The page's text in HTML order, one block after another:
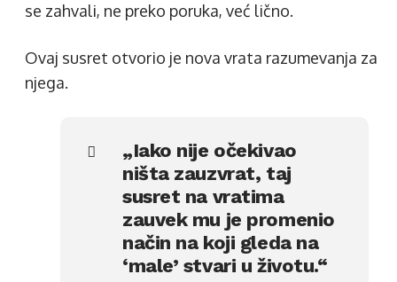
se zahvali, ne preko poruka, već lično.
Ovaj susret otvorio je nova vrata razumevanja za
njega.
„Iako nije očekivao
ništa zauzvrat, taj
susret na vratima
zauvek mu je promenio
način na koji gleda na
‘male’ stvari u životu.“